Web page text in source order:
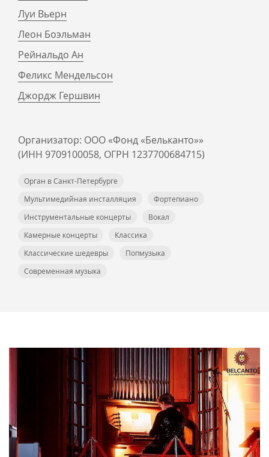
Луи Вьерн
Леон Боэльман
Рейнальдо Ан
Феликс Мендельсон
Джордж Гершвин
Организатор: ООО «Фонд «Бельканто»»
(ИНН 9709100058, ОГРН 1237700684715)
Орган в Санкт-Петербурге
Мультимедийная инсталляция
Фортепиано
Инструментальные концерты
Вокал
Камерные концерты
Классика
Классические шедевры
Попмузыка
Современная музыка